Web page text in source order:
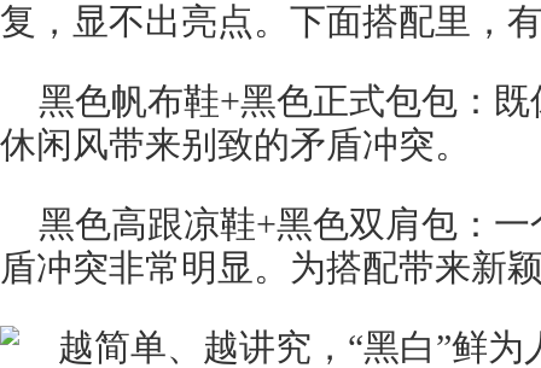
复，显不出亮点。下面搭配里，
黑色帆布鞋+黑色正式包包：
休闲风带来别致的矛盾冲突。
黑色高跟凉鞋+黑色双肩包：
盾冲突非常明显。为搭配带来新